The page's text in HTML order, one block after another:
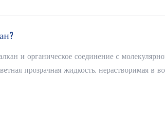
и органическое соединение с
прозрачная жидкость, нерастворимая в
органических растворителей, таких как